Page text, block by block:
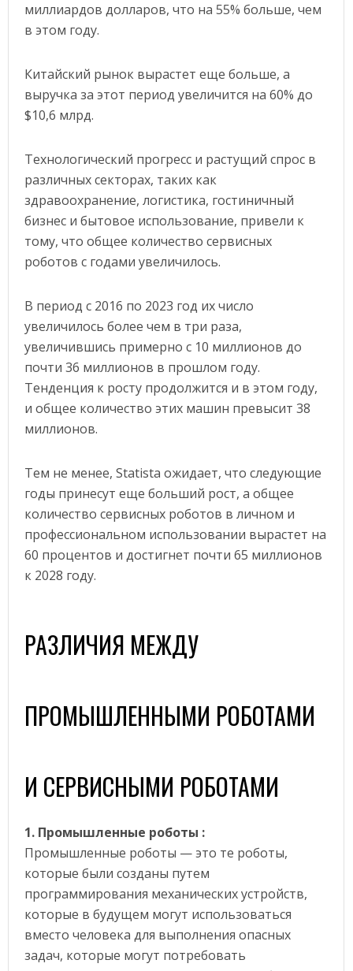
миллиардов долларов, что на 55% больше, чем
в этом году.
Китайский рынок вырастет еще больше, а
выручка за этот период увеличится на 60% до
$10,6 млрд.
Технологический прогресс и растущий спрос в
различных секторах, таких как
здравоохранение, логистика, гостиничный
бизнес и бытовое использование, привели к
тому, что общее количество сервисных
роботов с годами увеличилось.
В период с 2016 по 2023 год их число
увеличилось более чем в три раза,
увеличившись примерно с 10 миллионов до
почти 36 миллионов в прошлом году.
Тенденция к росту продолжится и в этом году,
и общее количество этих машин превысит 38
миллионов.
Тем не менее, Statista ожидает, что следующие
годы принесут еще больший рост, а общее
количество сервисных роботов в личном и
профессиональном использовании вырастет на
60 процентов и достигнет почти 65 миллионов
к 2028 году.
РАЗЛИЧИЯ МЕЖДУ
ПРОМЫШЛЕННЫМИ РОБОТАМИ
И СЕРВИСНЫМИ РОБОТАМИ
1. Промышленные роботы :
Промышленные роботы — это те роботы,
которые были созданы путем
программирования механических устройств,
которые в будущем могут использоваться
вместо человека для выполнения опасных
задач, которые могут потребовать